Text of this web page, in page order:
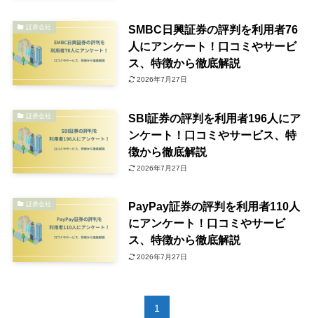
証券会社
SMBC日興証券の評判を利用者76
人にアンケート！口コミやサービ
ス、特徴から徹底解説
2026年7月27日
証券会社
SBI証券の評判を利用者196人にア
ンケート！口コミやサービス、特
徴から徹底解説
2026年7月27日
証券会社
PayPay証券の評判を利用者110人
にアンケート！口コミやサービ
ス、特徴から徹底解説
2026年7月27日
1